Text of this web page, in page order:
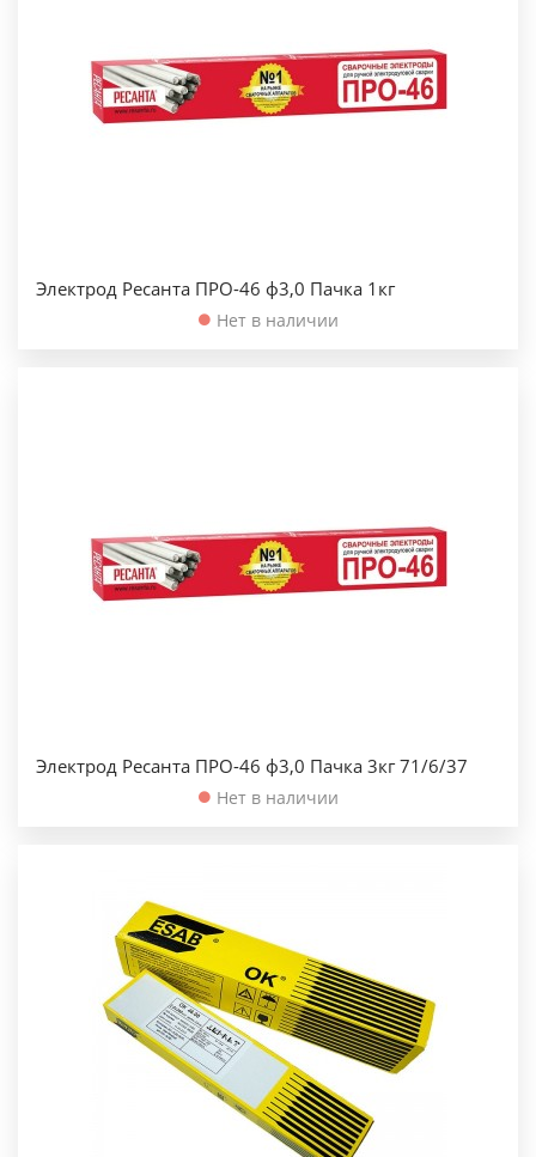
Электрод Ресанта ПРО-46 ф3,0 Пачка 1кг
Нет в наличии
Электрод Ресанта ПРО-46 ф3,0 Пачка 3кг 71/6/37
Нет в наличии